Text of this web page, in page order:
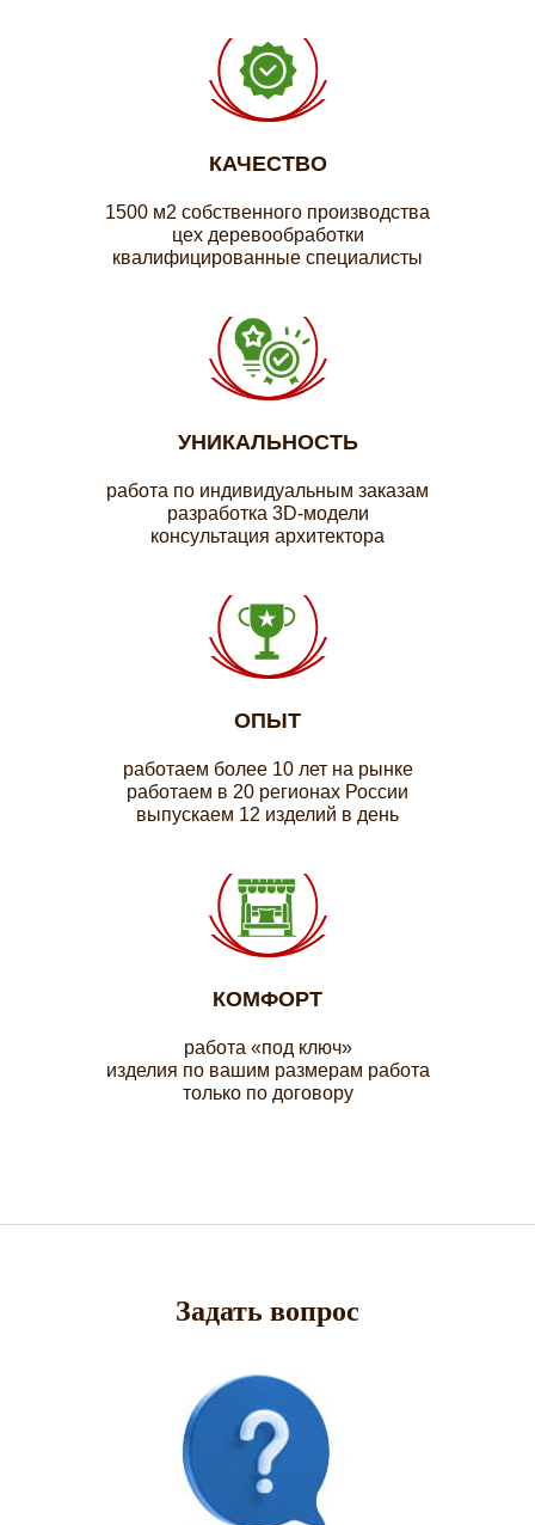
КАЧЕСТВО
1500 м2 собственного производства
цех деревообработки
квалифицированные специалисты
УНИКАЛЬНОСТЬ
работа по индивидуальным заказам
разработка 3D-модели
консультация архитектора
ОПЫТ
работаем более 10 лет на рынке
работаем в 20 регионах России
выпускаем 12 изделий в день
КОМФОРТ
работа «под ключ»
изделия по вашим размерам работа
только по договору
Задать вопрос